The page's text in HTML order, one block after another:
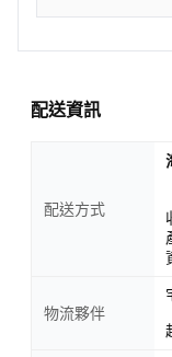
配送資訊
配送方式
物流夥伴